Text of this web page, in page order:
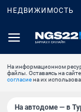
НЕДВИЖИМОСТЬ
На информационном
файлы. Оставаясь на
согласиена их
На автодоме — в